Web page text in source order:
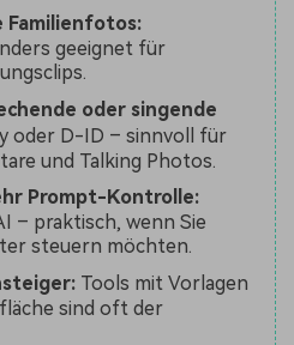
geeignet für
oder singende
oder D-ID – sinnvoll für
und Talking Photos.
Prompt-Kontrolle:
– praktisch, wenn Sie
steuern möchten.
Tools mit Vorlagen
sind oft der